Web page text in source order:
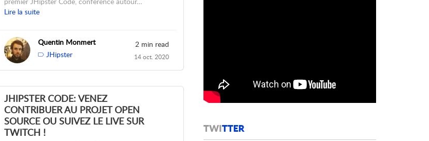
Lire la suite
Quentin Monmert
JHipster
2 min read
14 oct. 2020
JHIPSTER CODE: VENEZ
CONTRIBUER AU PROJET OPEN
SOURCE OU SUIVEZ LE LIVE SUR
TWITCH !
TWITTER